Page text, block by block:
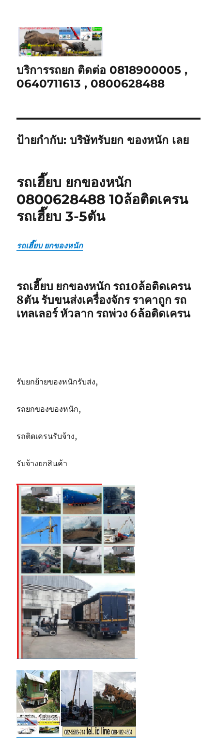
บริการรถยก ติดต่อ 0818900005 ,
0640711613 , 0800628488
ป้ายกำกับ:บริษัทรับยก ของหนัก เลย
รถเฮี๊ยบ ยกของหนัก
0800628488 10ล้อติดเครน
รถเฮี๊ยบ 3-5ตัน
รถเฮี๊ยบ ยกของหนัก
รถเฮี๊ยบ ยกของหนัก รถ10ล้อติดเครน
8ตัน รับขนส่งเครื่องจักร ราคาถูก รถ
เทลเลอร์ หัวลาก รถพ่วง 6ล้อติดเครน
รับยกย้ายของหนักรับส่ง,
รถยกของของหนัก,
รถติดเครนรับจ้าง,
รับจ้างยกสินค้า